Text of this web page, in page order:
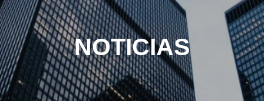
NOTICIAS